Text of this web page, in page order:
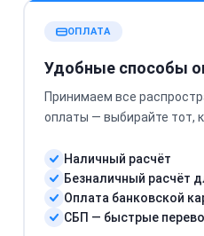
ОПЛАТА
Удобные способы
Принимаем все
оплаты — выбирайте тот,
Наличный расчёт
Безналичный расчёт
Оплата банковской
СБП — быстрые